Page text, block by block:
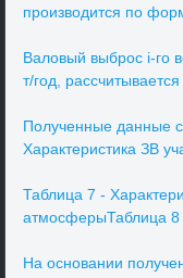
производится по
Валовый выброс i-го
т/год,
Полученные данные
Характеристика ЗВ
Таблица 7 -
атмосферыТаблица
На основании